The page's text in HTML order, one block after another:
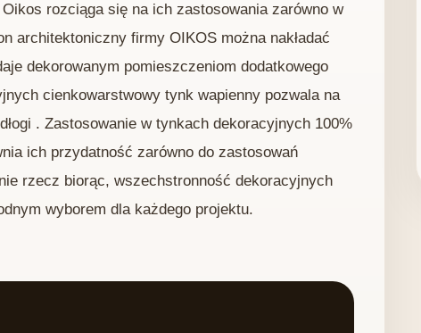
rozciąga się na ich zastosowania zarówno w
architektoniczny firmy OIKOS można nakładać
dekorowanym pomieszczeniom dodatkowego
cienkowarstwowy tynk wapienny pozwala na
. Zastosowanie w tynkach dekoracyjnych 100%
ich przydatność zarówno do zastosowań
rzecz biorąc, wszechstronność dekoracyjnych
wyborem dla każdego projektu.